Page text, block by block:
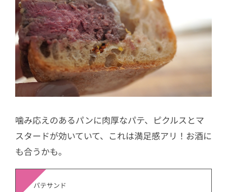
噛み応えのあるパンに肉厚なパテ、ピクルスとマ
スタードが効いていて、これは満足感アリ！お酒に
も合うかも。
パテサンド